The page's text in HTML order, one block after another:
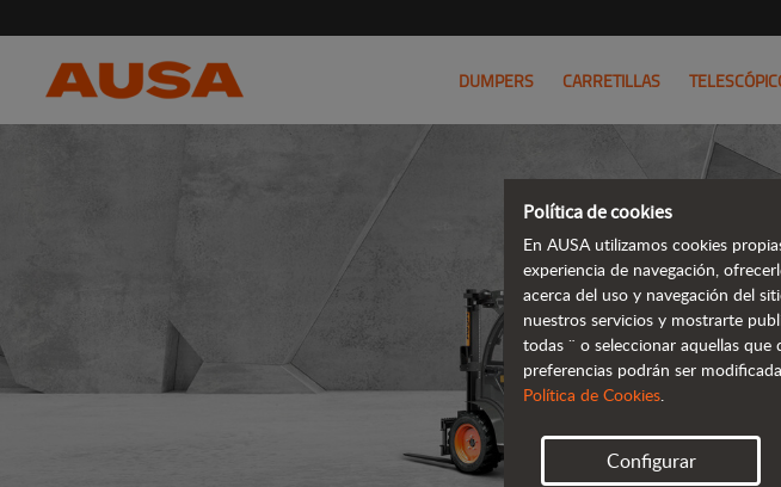
DUMPERS CARRETILLAS
Política de cookies
En AUSA utilizamos cookies
experiencia de navegación,
acerca del uso y navegación del
nuestros servicios y mostrarte
todas ¨ o seleccionar aquellas que
preferencias podrán ser
Política de Cookies.
Configurar